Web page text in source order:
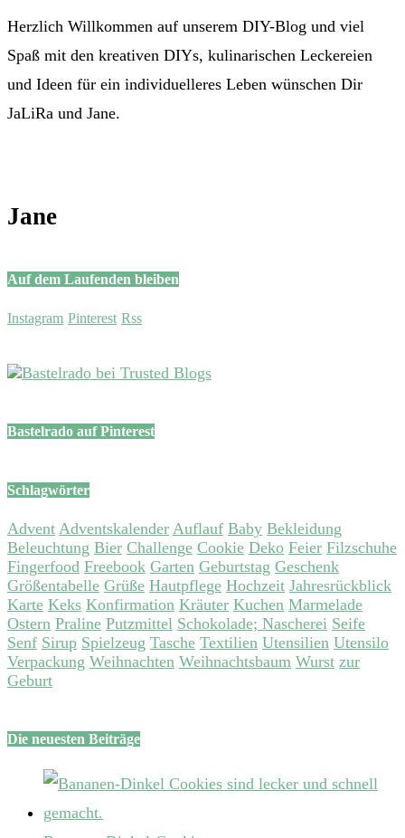
Herzlich Willkommen auf unserem DIY-Blog und viel
Spaß mit den kreativen DIYs, kulinarischen Leckereien
und Ideen für ein individuelleres Leben wünschen Dir
JaLiRa und Jane.
Jane
Auf dem Laufenden bleiben
Instagram Pinterest Rss
Bastelrado auf Pinterest
Schlagwörter
Advent Adventskalender Auflauf Baby Bekleidung
Beleuchtung Bier Challenge Cookie Deko Feier Filzschuhe
Fingerfood Freebook Garten Geburtstag Geschenk
Größentabelle Grüße Hautpflege Hochzeit Jahresrückblick
Karte Keks Konfirmation Kräuter Kuchen Marmelade
Ostern Praline Putzmittel Schokolade; Nascherei Seife
Senf Sirup Spielzeug Tasche Textilien Utensilien Utensilo
Verpackung Weihnachten Weihnachtsbaum Wurst zur
Geburt
Die neuesten Beiträge